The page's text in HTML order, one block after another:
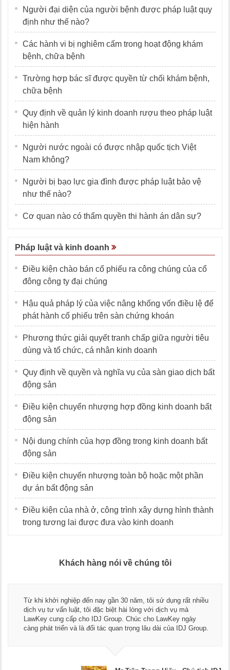
Người đại diện của người bệnh được pháp luật quy
định như thế nào?
Các hành vi bị nghiêm cấm trong hoạt động khám
bệnh, chữa bệnh
Trường hợp bác sĩ được quyền từ chối khám bệnh,
chữa bệnh
Quy định về quản lý kinh doanh rượu theo pháp luật
hiện hành
Người nước ngoài có được nhập quốc tịch Việt
Nam không?
Người bị bạo lực gia đình được pháp luật bảo vệ
như thế nào?
Cơ quan nào có thẩm quyền thi hành án dân sự?
Pháp luật và kinh doanh
Điều kiện chào bán cổ phiếu ra công chúng của cổ
đông công ty đại chúng
Hậu quả pháp lý của việc nâng khống vốn điều lệ để
phát hành cổ phiếu trên sàn chứng khoán
Phương thức giải quyết tranh chấp giữa người tiêu
dùng và tổ chức, cá nhân kinh doanh
Quy định về quyền và nghĩa vụ của sàn giao dịch bất
động sản
Điều kiện chuyển nhượng hợp đồng kinh doanh bất
động sản
Nội dung chính của hợp đồng trong kinh doanh bất
động sản
Điều kiện chuyển nhượng toàn bộ hoặc một phần
dự án bất động sản
Điều kiện của nhà ở, công trình xây dựng hình thành
trong tương lai được đưa vào kinh doanh
Khách hàng nói về chúng tôi
Thay mặt Công ty Dương Cafe, tôi xin chân thành cảm ơn đội
ngũ luật sư, kế toán của LawKey. Thực sự yên tâm khi sử
dụng dịch vụ tư vấn pháp luật và kế toán thuế bên các bạn.
Chúc các bạn phát triển hơn, phục vụ tốt hơn cho cộng đồng